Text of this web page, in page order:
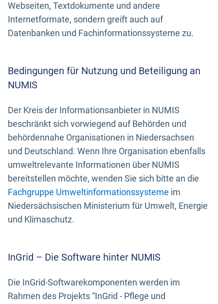
Webseiten, Textdokumente und andere
Internetformate, sondern greift auch auf
Datenbanken und Fachinformationssysteme zu.
Bedingungen für Nutzung und Beteiligung an
NUMIS
Der Kreis der Informationsanbieter in NUMIS
beschränkt sich vorwiegend auf Behörden und
behördennahe Organisationen in Niedersachsen
und Deutschland. Wenn Ihre Organisation ebenfalls
umweltrelevante Informationen über NUMIS
bereitstellen möchte, wenden Sie sich bitte an die
Fachgruppe Umweltinformationssysteme im
Niedersächsischen Ministerium für Umwelt, Energie
und Klimaschutz.
InGrid – Die Software hinter NUMIS
Die InGrid-Softwarekomponenten werden im
Rahmen des Projekts “InGrid - Pflege und